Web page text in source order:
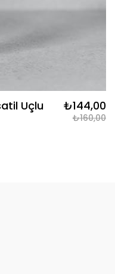
Uçlu
₺144,00
₺160,00